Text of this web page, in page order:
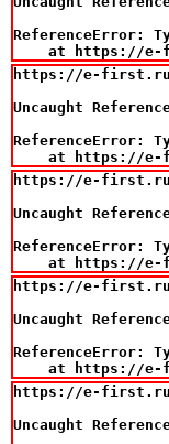
ReferenceError:
at https://e-
https://e-first.ru/
Uncaught
ReferenceError:
at https://e-
https://e-first.ru/
Uncaught
ReferenceError:
at https://e-
https://e-first.ru/
Uncaught
ReferenceError:
at https://e-
https://e-first.ru/
Uncaught